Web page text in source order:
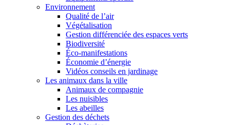
Environnement
Qualité de l’air
Végétalisation
Gestion différenciée des espaces verts
Biodiversité
Éco-manifestations
Économie d’énergie
Vidéos conseils en jardinage
Les animaux dans la ville
Animaux de compagnie
Les nuisibles
Les abeilles
Gestion des déchets